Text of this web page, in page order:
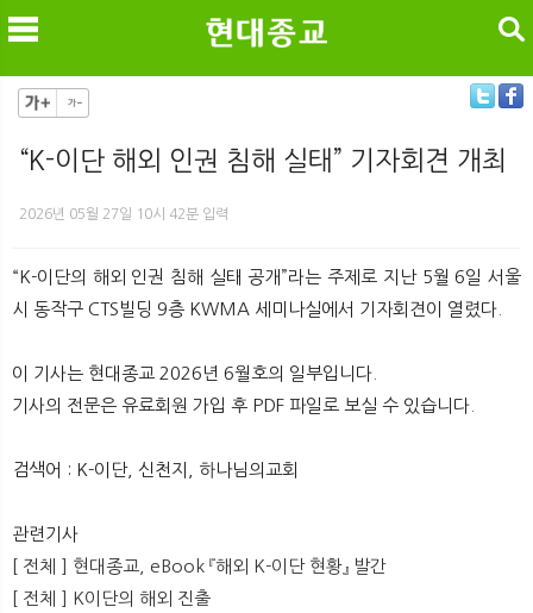
검색
“K-이단 해외 인권 침해 실태” 기자회견 개최
2026년 05월 27일 10시 42분 입력
“K-이단의 해외 인권 침해 실태 공개”라는 주제로 지난 5월 6일 서울
시 동작구 CTS빌딩 9층 KWMA 세미나실에서 기자회견이 열렸다.
이 기사는 현대종교 2026년 6월호의 일부입니다.
기사의 전문은 유료회원 가입 후 PDF 파일로 보실 수 있습니다.
검색어 : K-이단, 신천지, 하나님의교회
관련기사
[ 전체 ] 현대종교, eBook 『해외 K-이단 현황』 발간
[ 전체 ] K이단의 해외 진출